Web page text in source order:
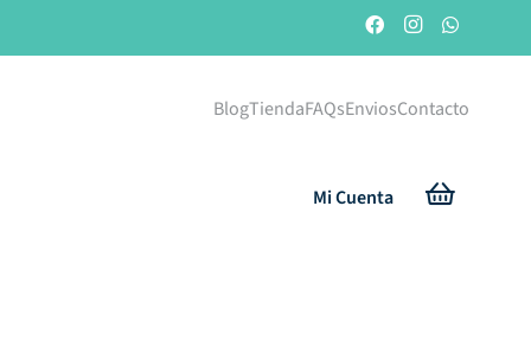
BlogTiendaFAQsEnviosContacto
Mi Cuenta